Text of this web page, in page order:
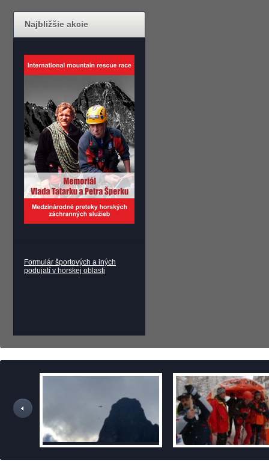
Najbližšie akcie
Formulár športových a iných
podujatí v horskej oblasti